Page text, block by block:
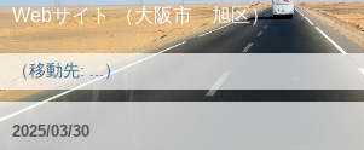
Webサイト （大阪市 旭区）
2025/03/30